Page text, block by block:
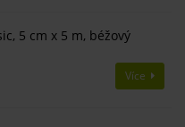
5 cm x 5 m, béžový
Více